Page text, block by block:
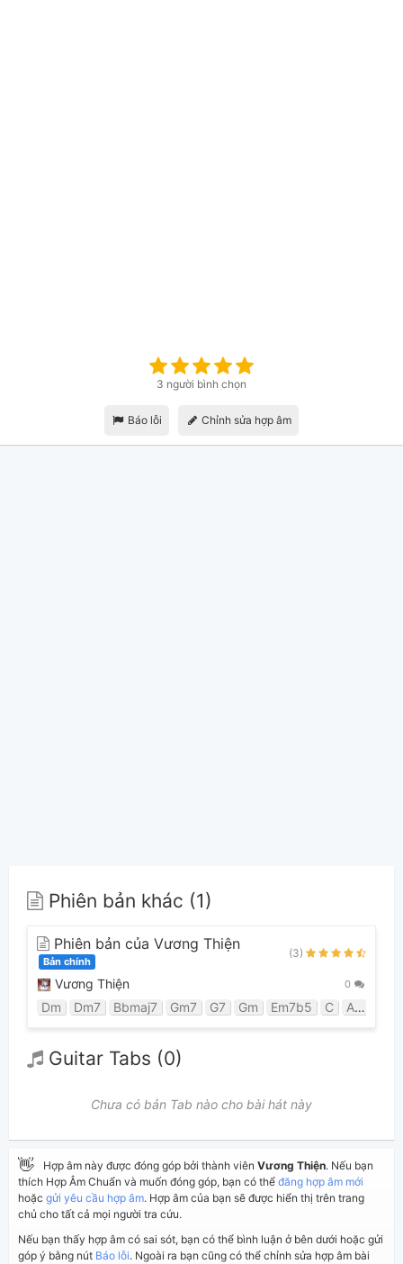
3 người bình chọn
Báo lỗi Chỉnh sửa hợp âm
Phiên bản khác (1)
Phiên bản của Vương Thiện
Bản chính
(3)
Vương Thiện 0
Dm Dm7 Bbmaj7 Gm7 G7 Gm Em7b5 C Am7
Guitar Tabs (0)
Chưa có bản Tab nào cho bài hát này
👋 Hợp âm này được đóng góp bởi thành viên Vương Thiện. Nếu bạn
thích Hợp Âm Chuẩn và muốn đóng góp, bạn có thể đăng hợp âm mới
hoặc gửi yêu cầu hợp âm. Hợp âm của bạn sẽ được hiển thị trên trang
chủ cho tất cả mọi người tra cứu.
Nếu bạn thấy hợp âm có sai sót, bạn có thể bình luận ở bên dưới hoặc gửi
góp ý bằng nút Báo lỗi. Ngoài ra bạn cũng có thể chỉnh sửa hợp âm bài